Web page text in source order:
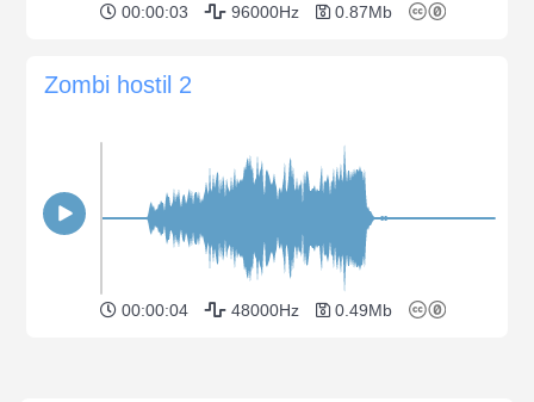
00:00:03 96000Hz 0.87Mb
Zombi hostil 2
00:00:04 48000Hz 0.49Mb